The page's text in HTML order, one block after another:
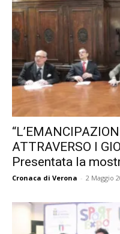
ATTRAVERSO I
Presentata la
Cronaca di Verona - 2 Maggio